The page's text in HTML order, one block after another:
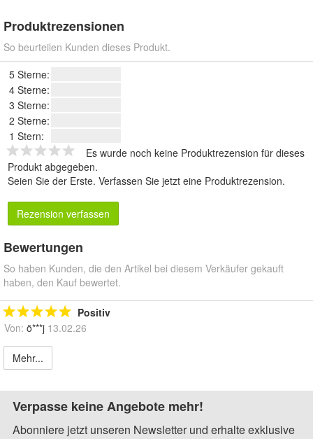
Produktrezensionen
So beurteilen Kunden dieses Produkt.
5 Sterne:
4 Sterne:
3 Sterne:
2 Sterne:
1 Stern:
Es wurde noch keine Produktrezension für dieses
Produkt abgegeben.
Seien Sie der Erste. Verfassen Sie jetzt eine Produktrezension.
Rezension verfassen
Bewertungen
So haben Kunden, die den Artikel bei diesem Verkäufer gekauft
haben, den Kauf bewertet.
Positiv
Von: ö***j 13.02.26
Mehr...
Verpasse keine Angebote mehr!
Abonniere jetzt unseren Newsletter und erhalte exklusive